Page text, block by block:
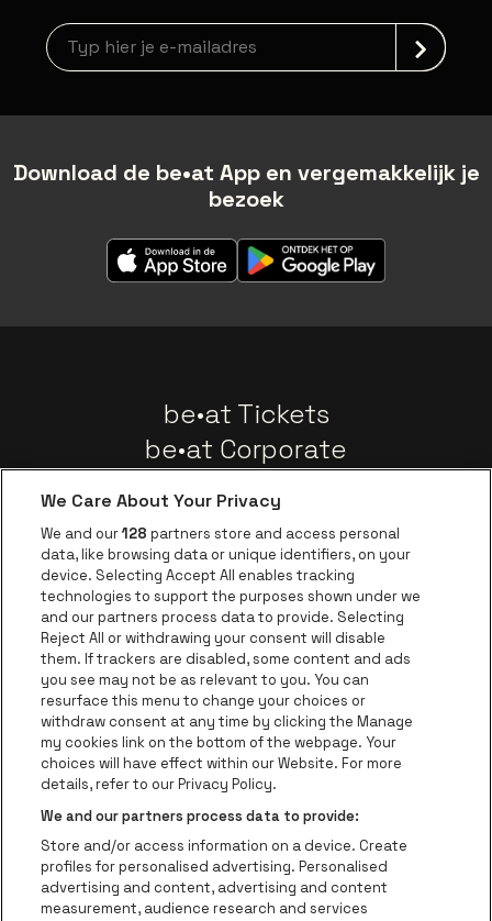
newsLetterLabel
Download de be•at App en vergemakkelijk je
bezoek
be•at Tickets
be•at Corporate
Nieuws
Instagram
Facebook
Threads
TiktokYoutube
Ga naar de website van AFAS Software logo
Ga naar de website van Lotto
Ga naar de
Ga naar de website van Trixxo
Ga naar de
Ga naar de website van Coca-Cola
Ga naar de website van
Ga naar de
Ga naar de website van
Ga naar de website
be•at Business is een deel vanbe•at
Be-At Venues
Schijnpoortweg 119, 2170 Antwerpen
BTW (BE) 0461.051.688 - RPR Antwerpen
We Care About Your Privacy
We and our128 partners store and access personal
data, like browsing data or unique identifiers, on your
device. Selecting Accept All enables tracking
technologies to support the purposes shown under we
and our partners process data to provide. Selecting
Reject All or withdrawing your consent will disable
them. If trackers are disabled, some content and ads
you see may not be as relevant to you. You can
resurface this menu to change your choices or
withdraw consent at any time by clicking the Manage
my cookies link on the bottom of the webpage. Your
choices will have effect within our Website. For more
details, refer to our Privacy Policy.
We and our partners process data to provide:
Store and/or access information on a device. Create
profiles for personalised advertising. Personalised
advertising and content, advertising and content
measurement, audience research and services